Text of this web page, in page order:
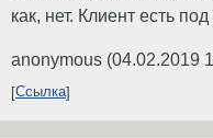
как, нет. Клиент есть
anonymous (04.02.2019
Ссылка